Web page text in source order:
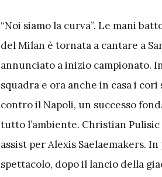
“Noi siamo la curva”. Le mani
del Milan è tornata a cantare a
annunciato a inizio campionato.
squadra e ora anche in casa i
contro il Napoli, un successo
tutto l’ambiente. Christian
assist per Alexis Saelaemakers.
spettacolo, dopo il lancio della